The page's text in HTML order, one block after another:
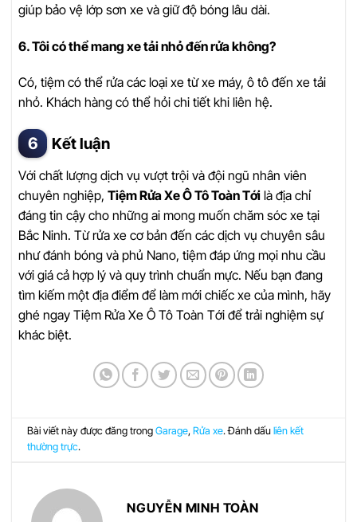
giúp bảo vệ lớp sơn xe và giữ độ bóng lâu dài.
6. Tôi có thể mang xe tải nhỏ đến rửa không?
Có, tiệm có thể rửa các loại xe từ xe máy, ô tô đến xe tải
nhỏ. Khách hàng có thể hỏi chi tiết khi liên hệ.
Kết luận
Với chất lượng dịch vụ vượt trội và đội ngũ nhân viên
chuyên nghiệp, Tiệm Rửa Xe Ô Tô Toàn Tới là địa chỉ
đáng tin cậy cho những ai mong muốn chăm sóc xe tại
Bắc Ninh. Từ rửa xe cơ bản đến các dịch vụ chuyên sâu
như đánh bóng và phủ Nano, tiệm đáp ứng mọi nhu cầu
với giá cả hợp lý và quy trình chuẩn mực. Nếu bạn đang
tìm kiếm một địa điểm để làm mới chiếc xe của mình, hãy
ghé ngay Tiệm Rửa Xe Ô Tô Toàn Tới để trải nghiệm sự
khác biệt.
Bài viết này được đăng trongGarage,Rửa xe. Đánh dấuliên kết
thường trực.
NGUYỄN MINH TOÀN